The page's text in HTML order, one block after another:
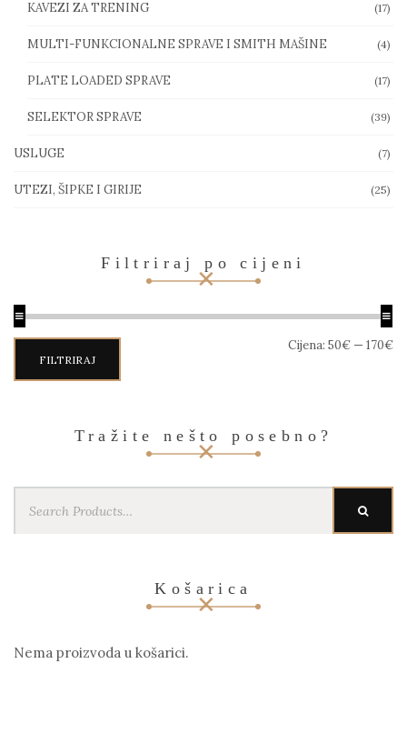
KAVEZI ZA TRENING (17)
MULTI-FUNKCIONALNE SPRAVE I SMITH MAŠINE (4)
PLATE LOADED SPRAVE (17)
SELEKTOR SPRAVE (39)
USLUGE (7)
UTEZI, ŠIPKE I GIRIJE (25)
Filtriraj po cijeni
Min
cijena
Maks
cijenaFILTRIRAJ
Cijena: 50€ — 170€
Tražite nešto posebno?
Košarica
Nema proizvoda u košarici.